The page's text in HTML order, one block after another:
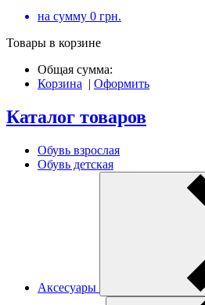
на сумму 0 грн.
Товары в корзине
Общая сумма:
Корзина | Оформить
Каталог товаров
Обувь взрослая
Обувь детская
Аксесуары